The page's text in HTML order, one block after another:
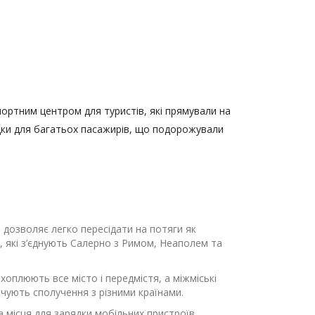
центром для туристів, які прямували на
для багатьох пасажирів, що подорожували
легко пересідати на потяги як
які з’єднують Салерно з Римом, Неаполем та
все місто і передмістя, а міжміські
сполучення з різними країнами.